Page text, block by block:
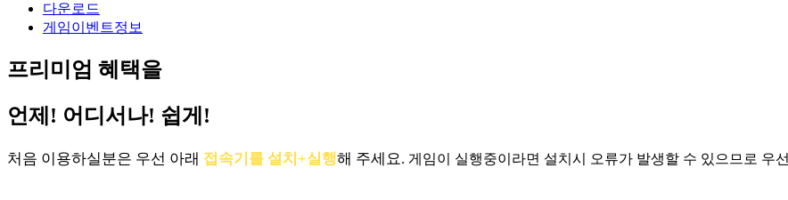
다운로드
게임이벤트정보
프리미엄 혜택을
언제! 어디서나! 쉽게!
처음 이용하실분은 우선 아래 접속기를 설치+실행해 주세요. 게임이 실행중이라면 설치시 오류가 발생할 수 있으므로 우선